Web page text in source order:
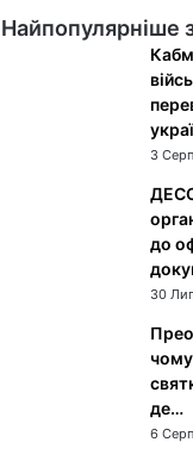
Найпопулярніше
3
ДЕСС
до
30
де…
6